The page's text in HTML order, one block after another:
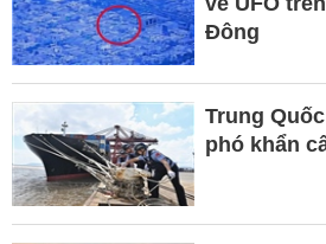
Đông
Trung
phó khẩn